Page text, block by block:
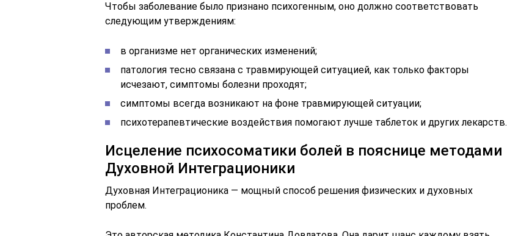
Чтобы заболевание было признано психогенным, оно должно соответствовать
следующим утверждениям:
в организме нет органических изменений;
патология тесно связана с травмирующей ситуацией, как только факторы
исчезают, симптомы болезни проходят;
симптомы всегда возникают на фоне травмирующей ситуации;
психотерапевтические воздействия помогают лучше таблеток и других лекарств.
Исцеление психосоматики болей в пояснице методами
Духовной Интеграционики
Духовная Интеграционика — мощный способ решения физических и духовных
проблем.